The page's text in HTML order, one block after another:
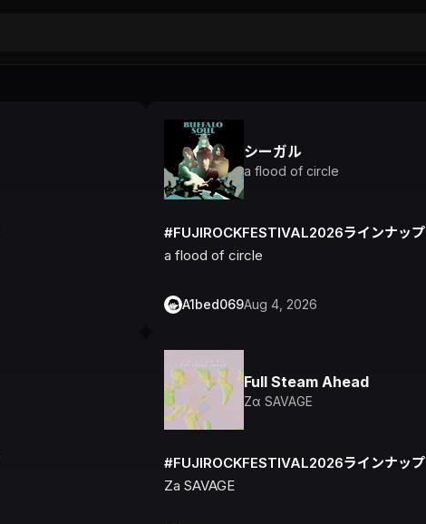
シーガル
a flood of circle
#FUJIROCKFESTIVAL2026ラインナップ
a flood of circle
A1bed069Aug 4, 2026
Full Steam Ahead
Zα SAVAGE
#FUJIROCKFESTIVAL2026ラインナップ
Za SAVAGE